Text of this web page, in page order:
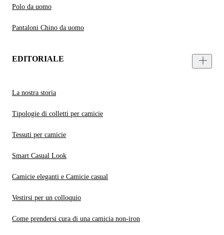
Polo da uomo
Pantaloni Chino da uomo
EDITORIALE
La nostra storia
Tipologie di colletti per camicie
Tessuti per camicie
Smart Casual Look
Camicie eleganti e Camicie casual
Vestirsi per un colloquio
Come prendersi cura di una camicia non-iron